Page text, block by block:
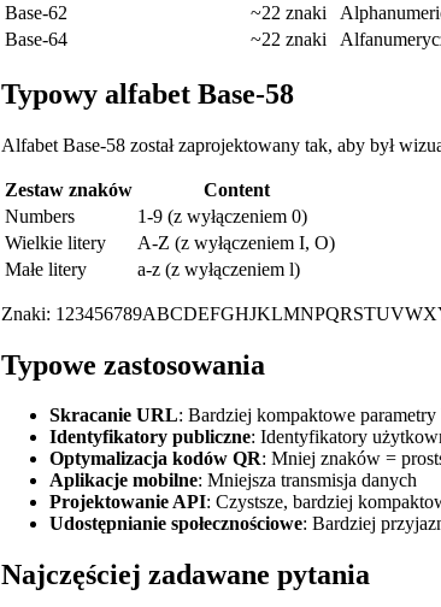
Base-62
~22 znaki
Base-64
~22 znaki
Typowy alfabet Base-58
Alfabet Base-58 został zaprojektowany tak, aby był
Zestaw znaków
Content
Numbers
1-9 (z wyłączeniem 0)
Wielkie litery
A-Z (z wyłączeniem I, O)
Małe litery
a-z (z wyłączeniem l)
Znaki:
Typowe zastosowania
Skracanie URL: Bardziej kompaktowe
Identyfikatory publiczne: Identyfikatory
Optymalizacja kodów QR: Mniej znaków =
Aplikacje mobilne: Mniejsza transmisja danych
Projektowanie API: Czystsze, bardziej
Udostępnianie społecznościowe: Bardziej
Najczęściej zadawane pytania